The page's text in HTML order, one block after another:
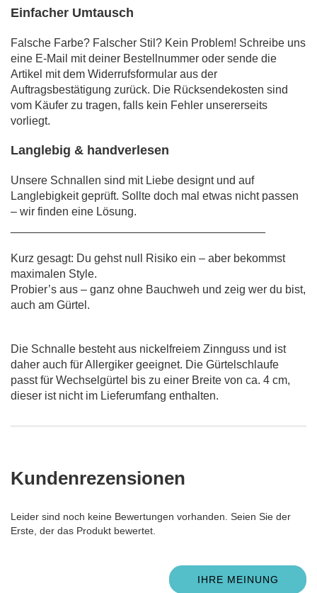
Einfacher Umtausch
Falsche Farbe? Falscher Stil? Kein Problem! Schreibe uns
eine E-Mail mit deiner Bestellnummer oder sende die
Artikel mit dem Widerrufsformular aus der
Auftragsbestätigung zurück. Die Rücksendekosten sind
vom Käufer zu tragen, falls kein Fehler unsererseits
vorliegt.
Langlebig & handverlesen
Unsere Schnallen sind mit Liebe designt und auf
Langlebigkeit geprüft. Sollte doch mal etwas nicht passen
– wir finden eine Lösung.
Kurz gesagt: Du gehst null Risiko ein – aber bekommst
maximalen Style.
Probier’s aus – ganz ohne Bauchweh und zeig wer du bist,
auch am Gürtel.
Die Schnalle besteht aus nickelfreiem Zinnguss und ist
daher auch für Allergiker geeignet. Die Gürtelschlaufe
passt für Wechselgürtel bis zu einer Breite von ca. 4 cm,
dieser ist nicht im Lieferumfang enthalten.
Kundenrezensionen
Leider sind noch keine Bewertungen vorhanden. Seien Sie der
Erste, der das Produkt bewertet.
IHRE MEINUNG